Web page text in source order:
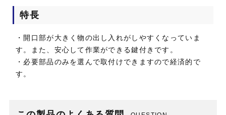
特長
・開口部が大きく物の出し入れがしやすくなっていま
す。また、安心して作業ができる鍵付きです。
・必要部品のみを選んで取付けできますので経済的で
す。